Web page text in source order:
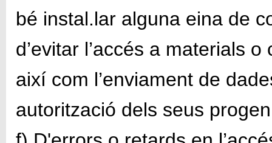
bé instal.lar alguna eina de
d’evitar l’accés a materials
així com l’enviament de
autorització dels seus